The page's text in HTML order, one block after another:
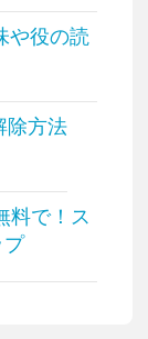
や役の読
除方法
料で！ス
プ